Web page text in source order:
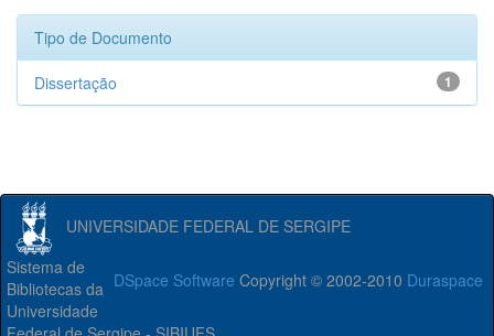
Tipo de Documento
1
Dissertação
UNIVERSIDADE FEDERAL DE SERGIPE
DSpace Software Copyright © 2002-2010 Duraspace
Sistema de
Bibliotecas da
Universidade